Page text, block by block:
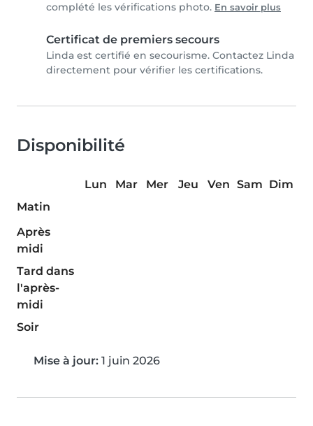
complété les vérifications photo. En savoir plus
Certificat de premiers secours
Linda est certifié en secourisme. Contactez Linda
directement pour vérifier les certifications.
Disponibilité
Lun Mar Mer Jeu Ven Sam Dim
Matin
Après
midi
Tard dans
l'après-
midi
Soir
Mise à jour: 1 juin 2026